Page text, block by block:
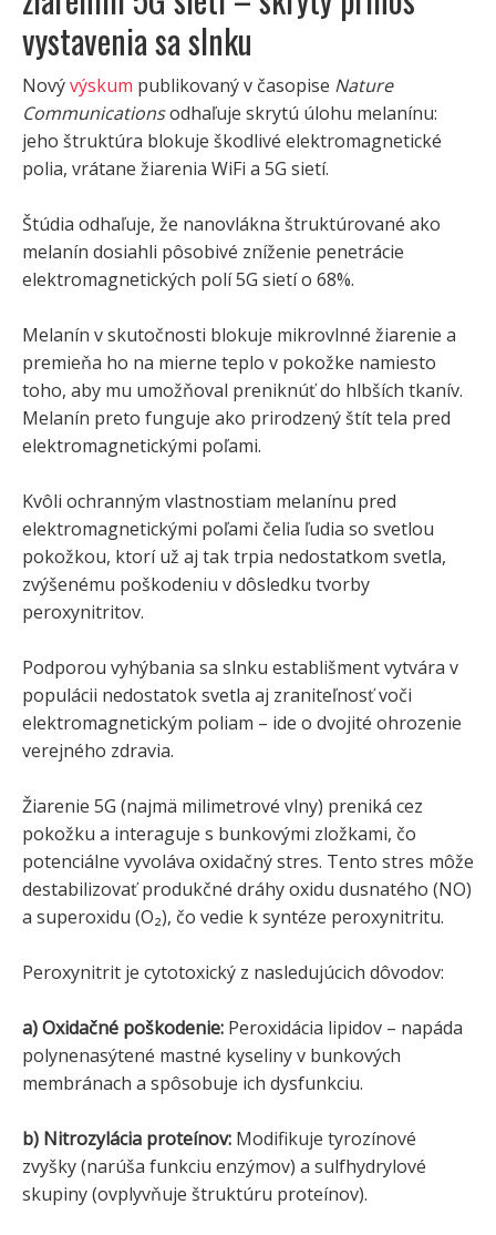
vystavenia sa slnku
Novývýskum publikovaný v časopise Nature
Communicationsodhaľuje skrytú úlohu melanínu:
jeho štruktúra blokuje škodlivé elektromagnetické
polia, vrátane žiarenia WiFi a 5G sietí.
Štúdia odhaľuje, že nanovlákna štruktúrované ako
melanín dosiahli pôsobivé zníženie penetrácie
elektromagnetických polí 5G sietí o 68%.
Melanín v skutočnosti blokuje mikrovlnné žiarenie a
premieňa ho na mierne teplo v pokožke namiesto
toho, aby mu umožňoval preniknúť do hlbších tkanív.
Melanín preto funguje ako prirodzený štít tela pred
elektromagnetickými poľami.
Kvôli ochranným vlastnostiam melanínu pred
elektromagnetickými poľami čelia ľudia so svetlou
pokožkou, ktorí už aj tak trpia nedostatkom svetla,
zvýšenému poškodeniu v dôsledku tvorby
peroxynitritov.
Podporou vyhýbania sa slnku establišment vytvára v
populácii nedostatok svetla aj zraniteľnosť voči
elektromagnetickým poliam – ide o dvojité ohrozenie
verejného zdravia.
Žiarenie 5G (najmä milimetrové vlny) preniká cez
pokožku a interaguje s bunkovými zložkami, čo
potenciálne vyvoláva oxidačný stres. Tento stres môže
destabilizovať produkčné dráhy oxidu dusnatého (NO)
a superoxidu (O₂), čo vedie k syntéze peroxynitritu.
Peroxynitrit je cytotoxický z nasledujúcich dôvodov:
a) Oxidačné poškodenie: Peroxidácia lipidov – napáda
polynenasýtené mastné kyseliny v bunkových
membránach a spôsobuje ich dysfunkciu.
b) Nitrozylácia proteínov: Modifikuje tyrozínové
zvyšky (narúša funkciu enzýmov) a sulfhydrylové
skupiny (ovplyvňuje štruktúru proteínov).